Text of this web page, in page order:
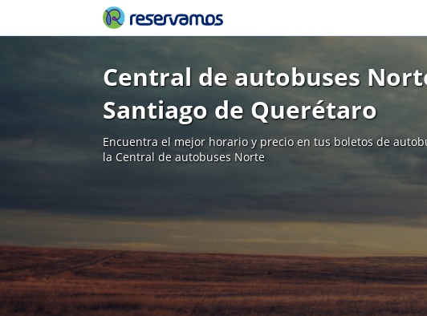
Central de autobuses
Santiago de Querétaro
Encuentra el mejor horario y precio en tus boletos de
la Central de autobuses Norte